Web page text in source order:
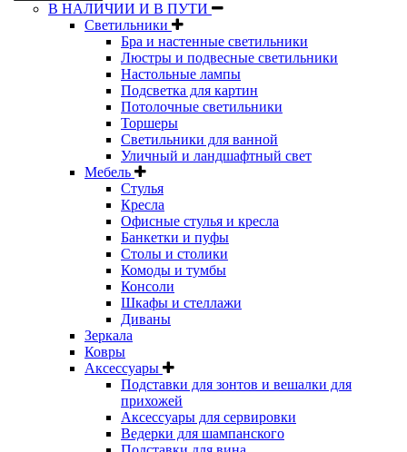
В НАЛИЧИИ И В ПУТИ
Светильники
Бра и настенные светильники
Люстры и подвесные светильники
Настольные лампы
Подсветка для картин
Потолочные светильники
Торшеры
Светильники для ванной
Уличный и ландшафтный свет
Мебель
Стулья
Кресла
Офисные стулья и кресла
Банкетки и пуфы
Столы и столики
Комоды и тумбы
Консоли
Шкафы и стеллажи
Диваны
Зеркала
Ковры
Аксессуары
Подставки для зонтов и вешалки для
прихожей
Аксессуары для сервировки
Ведерки для шампанского